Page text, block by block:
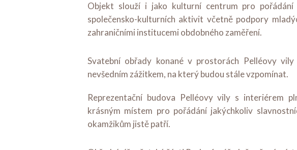
Objekt slouží i jako kulturní centrum pro pořádání
společensko-kulturních aktivit včetně podpory
zahraničními institucemi obdobného zaměření.
Svatební obřady konané v prostorách Pelléovy
nevšedním zážitkem, na který budou stále vzpomínat.
Reprezentační budova Pelléovy vily s interiérem
krásným místem pro pořádání jakýchkoliv
okamžikům jistě patří.